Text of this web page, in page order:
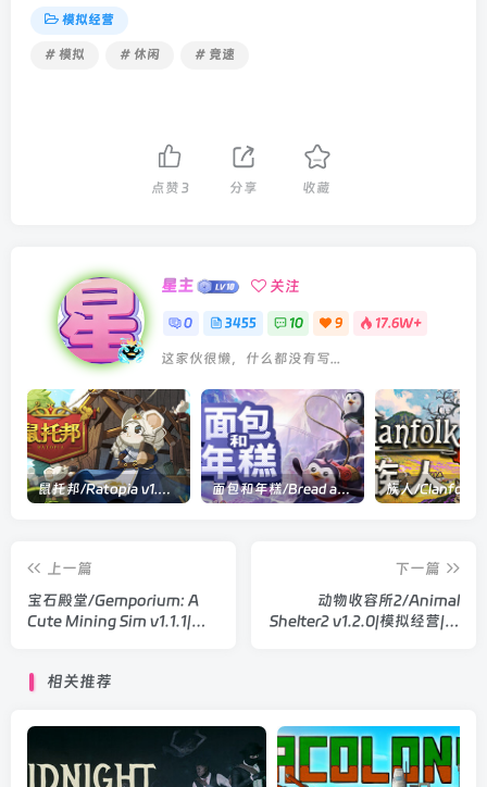
模拟经营
# 模拟 # 休闲 # 竞速
点赞 3 分享 收藏
星主 关注
0 3455 10 9 17.6W+
这家伙很懒，什么都没有写...
鼠托邦/Ratopia v1.0.0530|策略模拟|容量2.9GB|官方中文版 面包和年糕/Bread and Fred Build.21411256|动作冒险|容量1.1GB|官方中文版
上一篇
宝石殿堂/Gemporium: A
Cute Mining Sim v1.1.1|模
下一篇
动物收容所2/Animal
Shelter2 v1.2.0|模拟经营|容
相关推荐